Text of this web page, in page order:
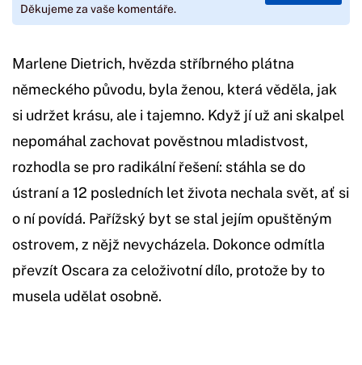
Děkujeme za vaše komentáře.
Marlene Dietrich, hvězda stříbrného plátna
německého původu, byla ženou, která věděla, jak
si udržet krásu, ale i tajemno. Když jí už ani skalpel
nepomáhal zachovat pověstnou mladistvost,
rozhodla se pro radikální řešení: stáhla se do
ústraní a 12 posledních let života nechala svět, ať si
o ní povídá. Pařížský byt se stal jejím opuštěným
ostrovem, z nějž nevycházela. Dokonce odmítla
převzít Oscara za celoživotní dílo, protože by to
musela udělat osobně.